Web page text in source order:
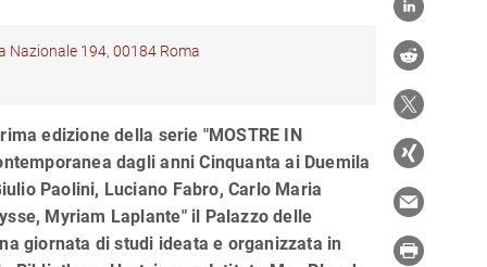
Nazionale 194, 00184 Roma
edizione della serie "MOSTRE IN
dagli anni Cinquanta ai Duemila
Paolini, Luciano Fabro, Carlo Maria
Myriam Laplante" il Palazzo delle
giornata di studi ideata e organizzata in